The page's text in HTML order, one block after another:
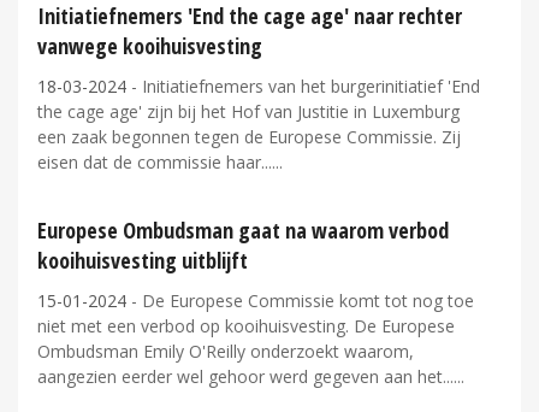
Initiatiefnemers 'End the cage age' naar rechter
vanwege kooihuisvesting
18-03-2024 - Initiatiefnemers van het burgerinitiatief 'End
the cage age' zijn bij het Hof van Justitie in Luxemburg
een zaak begonnen tegen de Europese Commissie. Zij
eisen dat de commissie haar...
Europese Ombudsman gaat na waarom verbod
kooihuisvesting uitblijft
15-01-2024 - De Europese Commissie komt tot nog toe
niet met een verbod op kooihuisvesting. De Europese
Ombudsman Emily O'Reilly onderzoekt waarom,
aangezien eerder wel gehoor werd gegeven aan het...